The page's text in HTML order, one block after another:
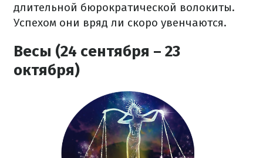
длительной бюрократической волокиты.
Успехом они вряд ли скоро увенчаются.
Весы (24 сентября – 23
октября)